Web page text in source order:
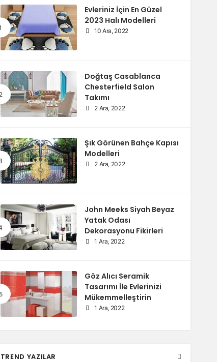
Evleriniz İçin En Güzel
2023 Halı Modelleri
10 Ara, 2022
Doğtaş Casablanca
Chesterfield Salon
Takımı
2 Ara, 2022
Şık Görünen Bahçe Kapısı
Modelleri
2 Ara, 2022
John Meeks Siyah Beyaz
Yatak Odası
Dekorasyonu Fikirleri
1 Ara, 2022
Göz Alıcı Seramik
Tasarımı İle Evlerinizi
Mükemmelleştirin
1 Ara, 2022
TREND YAZILAR